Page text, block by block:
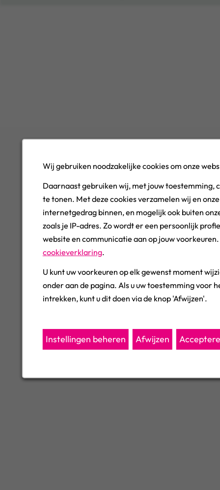
Wij gebruiken noodzakelijke cookies om onze
Daarnaast gebruiken wij, met jouw toestemming,
te tonen. Met deze cookies verzamelen wij en
internetgedrag binnen, en mogelijk ook buiten
zoals je IP-adres. Zo wordt er een persoonlijk
website en communicatie aan op jouw
cookieverklaring.
U kunt uw voorkeuren op elk gewenst moment
onder aan de pagina. Als u uw toestemming voor
intrekken, kunt u dit doen via de knop 'Afwijzen'.
Afwijzen
Instellingen beheren